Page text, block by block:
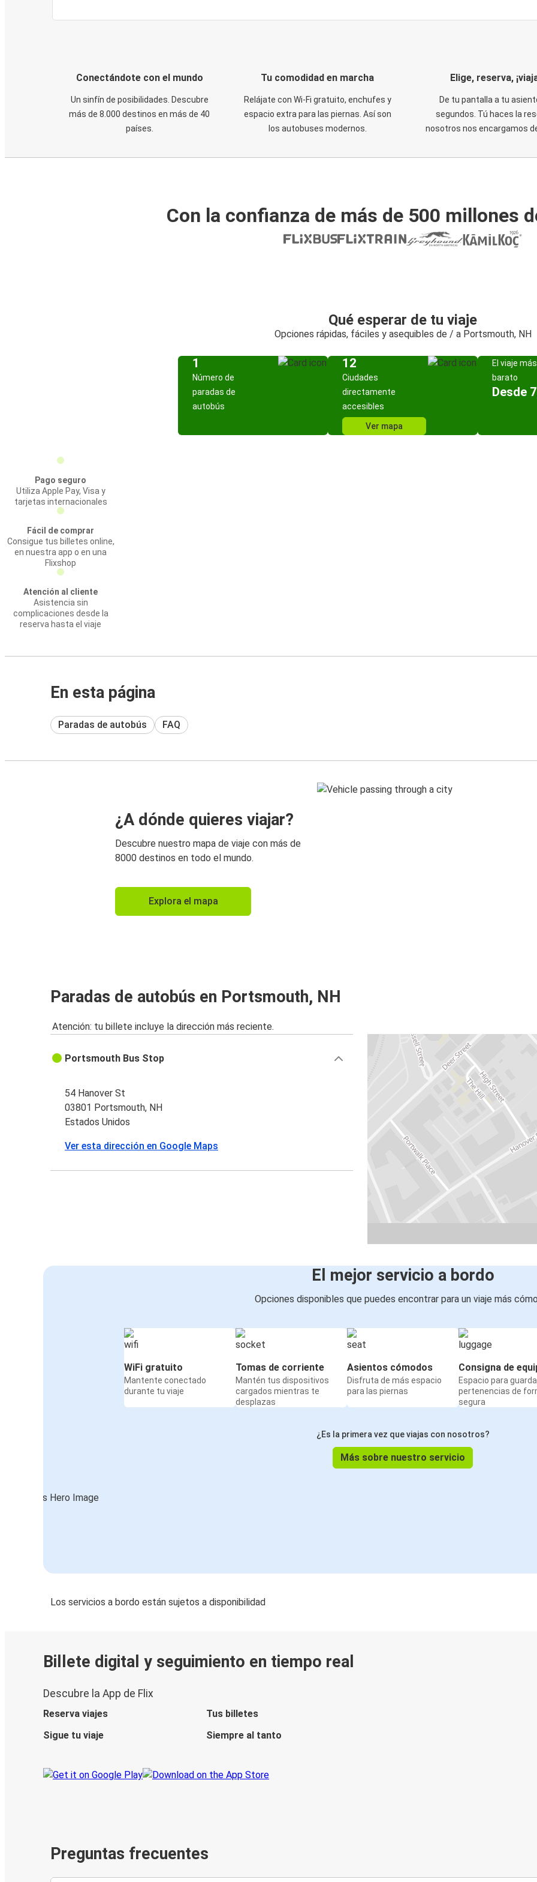
Conectándote con el mundo
Un sinfín de posibilidades. Descubre
más de 8.000 destinos en más de 40
países.
Tu comodidad en marcha
Relájate con Wi-Fi gratuito, enchufes y
espacio extra para las piernas. Así son
los autobuses modernos.
Elige, reserva,
De tu pantalla a tu
segundos. Tú haces la
nosotros nos encargamos
Con la confianza de más de 500 millones
Qué esperar de tu viaje
Opciones rápidas, fáciles y asequibles de / a Portsmouth, NH
1
Número de
paradas de
autobús
12
Ciudades
directamente
accesibles
Ver mapa
El viaje más
barato
Desde
Pago seguro
Utiliza Apple Pay, Visa y
tarjetas internacionales
Fácil de comprar
Consigue tus billetes online,
en nuestra app o en una
Flixshop
Atención al cliente
Asistencia sin
complicaciones desde la
reserva hasta el viaje
En esta página
Paradas de autobús FAQ
¿A dónde quieres viajar?
Descubre nuestro mapa de viaje con más de
8000 destinos en todo el mundo.
Explora el mapa
Paradas de autobús en Portsmouth, NH
Atención: tu billete incluye la dirección más reciente.
Portsmouth Bus Stop
54 Hanover St
03801 Portsmouth, NH
Estados Unidos
Ver esta dirección en Google Maps
El mejor servicio a bordo
Opciones disponibles que puedes encontrar para un viaje más
WiFi gratuito
Mantente conectado
durante tu viaje
Tomas de corriente
Mantén tus dispositivos
cargados mientras te
desplazas
Asientos cómodos
Disfruta de más espacio
para las piernas
Consigna de
Espacio para
pertenencias de
segura
¿Es la primera vez que viajas con nosotros?
Más sobre nuestro servicio
Los servicios a bordo están sujetos a disponibilidad
Billete digital y seguimiento en tiempo real
Descubre la App de Flix
Reserva viajes
Tus billetes
Sigue tu viaje
Siempre al tanto
Preguntas frecuentes